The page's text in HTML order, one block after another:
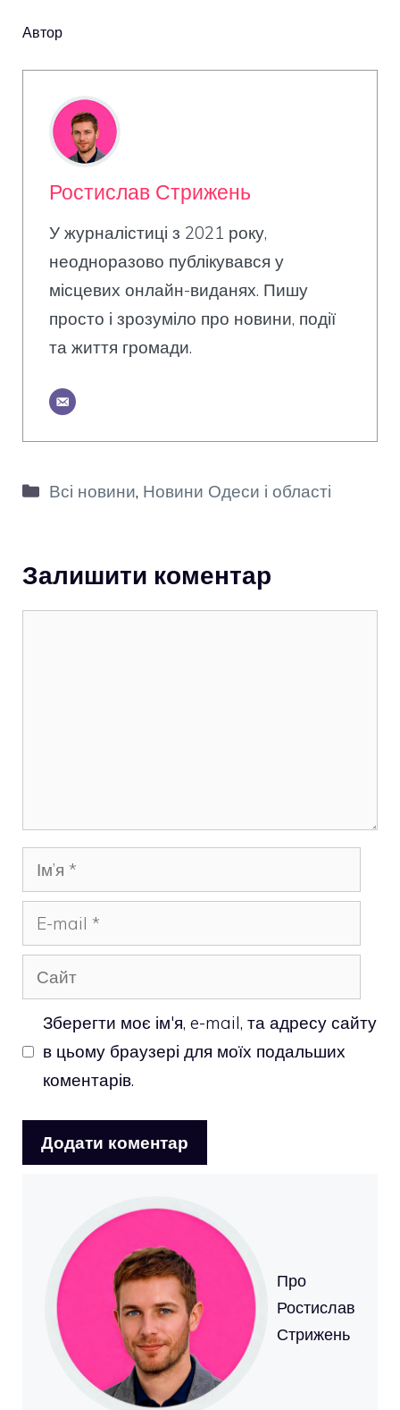
Автор
Ростислав Стрижень
У журналістиці з 2021 року,
неодноразово публікувався у
місцевих онлайн-виданях. Пишу
просто і зрозуміло про новини, події
та життя громади.
Категорії
Всі новини, Новини Одеси і області
Залишити коментар
Ім’я
mail
Сайт
Зберегти моє ім'я, e-mail, та адресу сайту
в цьому браузері для моїх подальших
коментарів.
Про
Ростислав
Стрижень